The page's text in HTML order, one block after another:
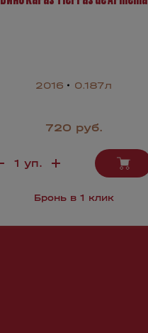
2016 0.187л
720 руб.
Бронь в 1 клик